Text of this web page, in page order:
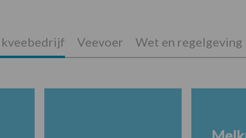
Veevoer Wet en regelgeving